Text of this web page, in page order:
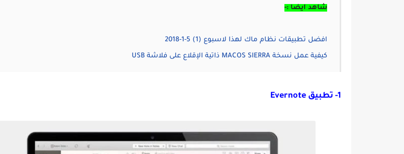
شاهد ايضا :-
افضل تطبيقات نظام ماك لهذا لاسبوع (1) 5-1-2018
كيفية عمل نسخة MACOS SIERRA ذاتية الإقلاع على فلاشة USB
1- تطبيق Evernote